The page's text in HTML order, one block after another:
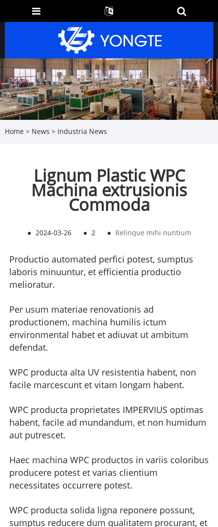
Home > News > Industria News
Lignum Plastic WPC
Machina extrusionis
Commoda
● 2024-03-26 ● 2 ● Relinque mihi nuntium
Productio automated perfici potest, sumptus
laboris minuuntur, et efficientia productio
melioratur.
Per usum materiae renovationis ad
productionem, machina humilis ictum
environmental habet et adiuvat ut ambitum
defendat.
WPC producta alta UV resistentia habent, non
facile marcescunt et vitam longam habent.
WPC producta proprietates IMPERVIUS optimas
habent, facile ad mundandum, et non humidum
aut putrescet.
Haec machina WPC productos in variis coloribus
producere potest et varias clientium
necessitates occurrere potest.
WPC producta solida ligna reponere possunt,
sumptus reducere dum qualitatem procurant, et